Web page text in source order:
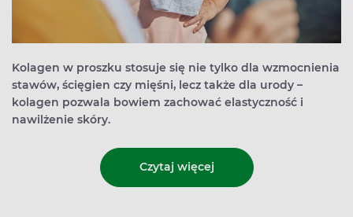
Kolagen w proszku stosuje się nie tylko dla wzmocnienia
stawów, ścięgien czy mięśni, lecz także dla urody –
kolagen pozwala bowiem zachować elastyczność i
nawilżenie skóry.
Czytaj więcej